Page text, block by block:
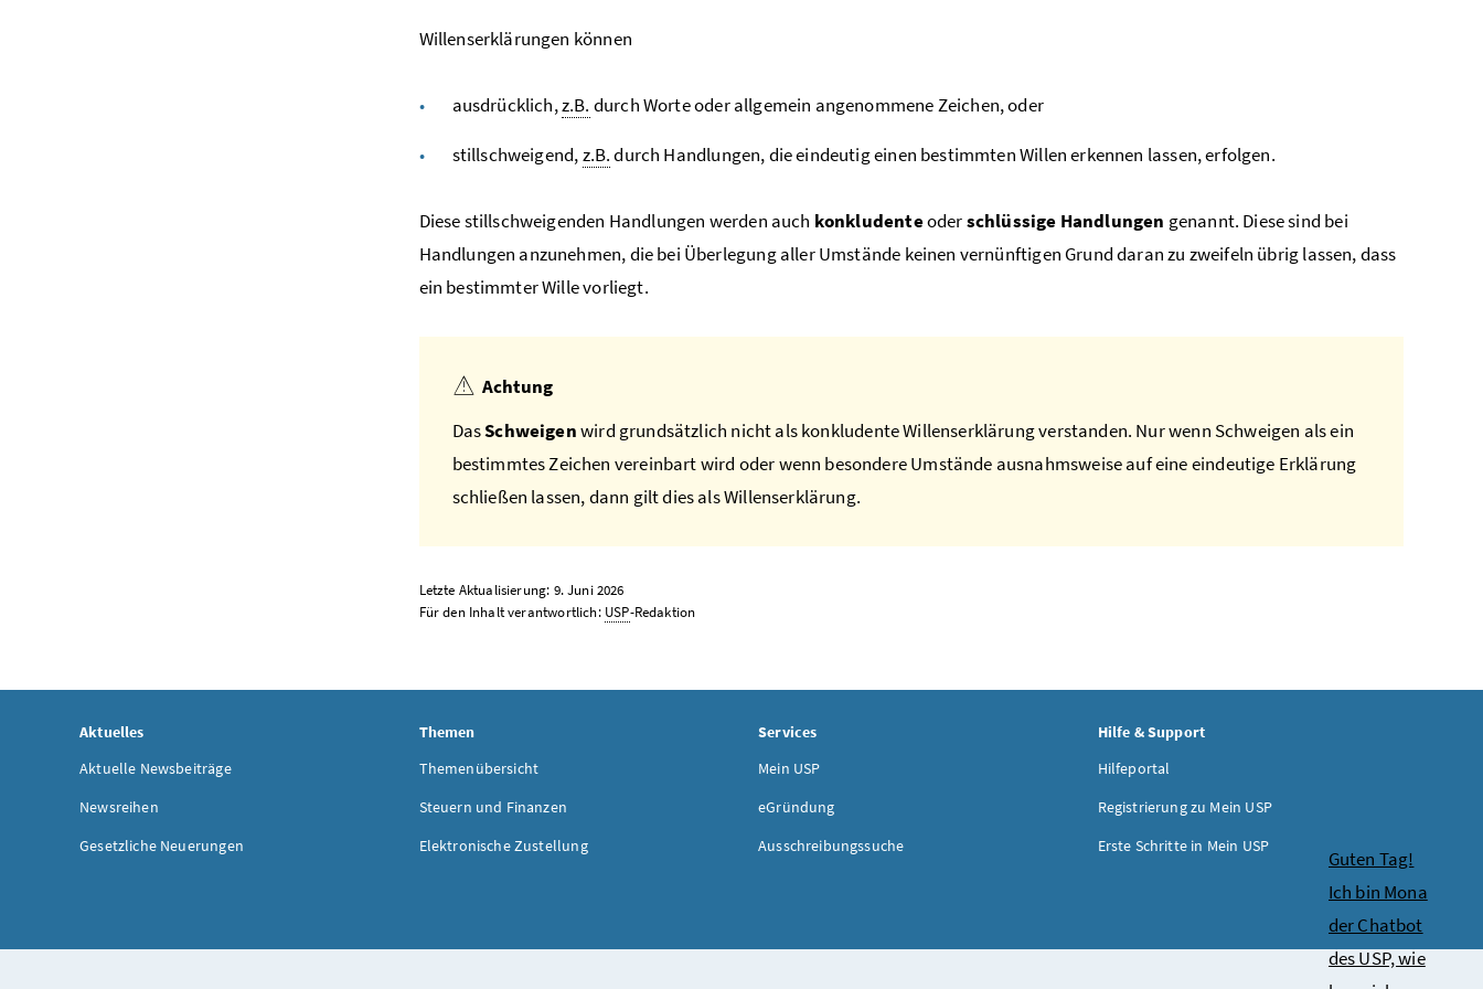
Willenserklärungen können
ausdrücklich,z.B. durch Worte oder allgemein angenommene Zeichen, oder
stillschweigend,z.B.durch Handlungen, die eindeutig einen bestimmten Willen erkennen lassen, erfolgen.
Diese stillschweigenden Handlungen werden auch konkludenteoderschlüssige Handlungen genannt. Diese sind bei
Handlungen anzunehmen, die bei Überlegung aller Umstände keinen vernünftigen Grund daran zu zweifeln übrig lassen, dass
ein bestimmter Wille vorliegt.
Achtung
DasSchweigenwird grundsätzlich nicht als konkludente Willenserklärung verstanden. Nur wenn Schweigen als ein
bestimmtes Zeichen vereinbart wird oder wenn besondere Umstände ausnahmsweise auf eine eindeutige Erklärung
schließen lassen, dann gilt dies als Willenserklärung.
Letzte Aktualisierung: 9. Juni 2026
Für den Inhalt verantwortlich: USP-Redaktion
Aktuelles
Aktuelle Newsbeiträge
Newsreihen
Gesetzliche Neuerungen
Themen
Themenübersicht
Steuern und Finanzen
Elektronische Zustellung
Services
Mein USP
eGründung
Ausschreibungssuche
Hilfe & Support
Hilfeportal
Registrierung zu Mein USP
Erste Schritte in Mein USP
Chatbot
Guten Tag!
Ich bin Mona
der Chatbot
des USP, wie